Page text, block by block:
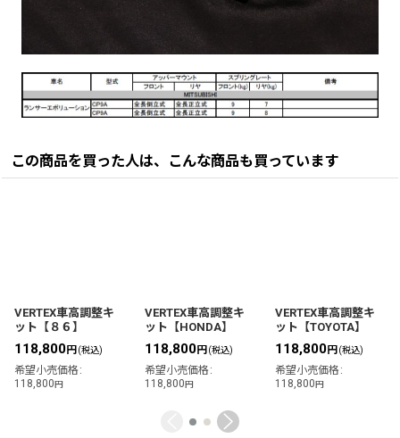
この商品を買った人は、こんな商品も買っています
VERTEX車高調整キ
ット【８６】
118,800円 (税込)
希望小売価格 :
118,800円
VERTEX車高調整キ
ット【HONDA】
118,800円 (税込)
希望小売価格 :
118,800円
VERTEX車高調整キ
ット【TOYOTA】
118,800円 (税込)
希望小売価格 :
118,800円